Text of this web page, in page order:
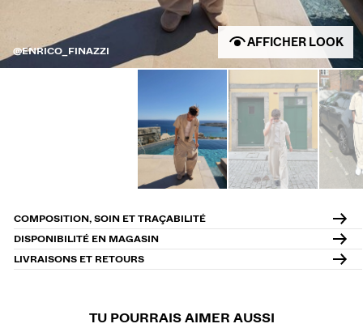
@ENRICO_FINAZZI
AFFICHER LOOK
COMPOSITION, SOIN ET TRAÇABILITÉ
DISPONIBILITÉ EN MAGASIN
LIVRAISONS ET RETOURS
TU POURRAIS AIMER AUSSI